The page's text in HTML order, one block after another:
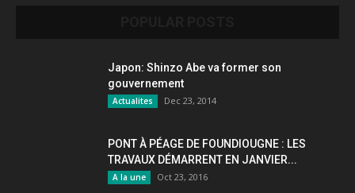
Japon: Shinzo Abe va former son
gouvernement
Actualites Dec 23, 2014
PONT À PÉAGE DE FOUNDIOUGNE : LES
TRAVAUX DÉMARRENT EN JANVIER...
A la une Oct 23, 2016